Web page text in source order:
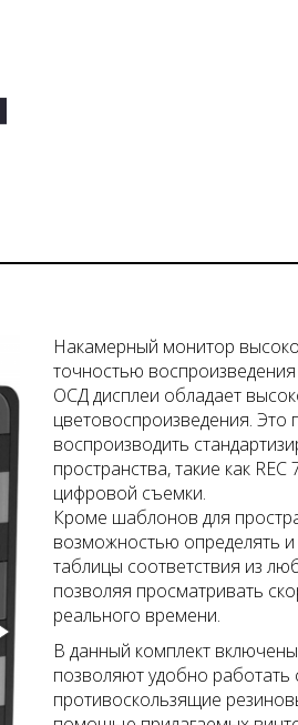
Накамерный монитор
точностью
ОСД дисплеи обладает
цветовоспроизведения. Это
воспроизводить
пространства, такие как
цифровой съемки.
Кроме шаблонов для
возможностью определять
таблицы соответствия из
позволяя просматривать
реального времени.
В данный комплект
позволяют удобно
противоскользящие